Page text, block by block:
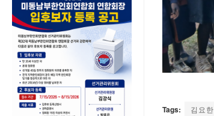
Tags: 김요한